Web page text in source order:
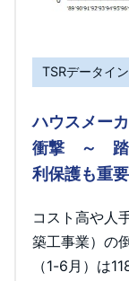
TSRデータイ
ハウスメー
衝撃 ～ 踏
利保護も重
コスト高や人
築工事業）の
（1-6月）は